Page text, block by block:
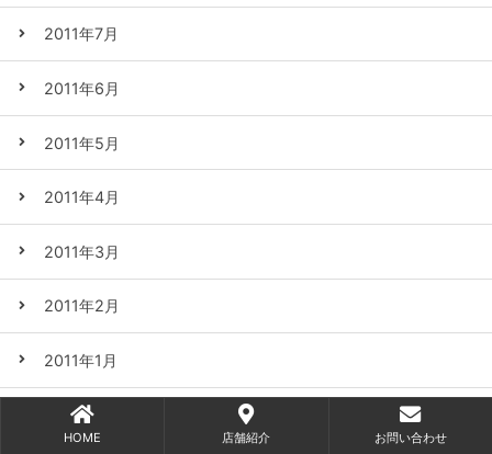
2011年7月
2011年6月
2011年5月
2011年4月
2011年3月
2011年2月
2011年1月
2010年12月
HOME 店舗紹介 お問い合わせ